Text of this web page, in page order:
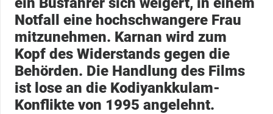
Notfall eine hochschwangere Frau
mitzunehmen. Karnan wird zum
Kopf des Widerstands gegen die
Behörden. Die Handlung des Films
ist lose an die Kodiyankkulam-
Konflikte von 1995 angelehnt.